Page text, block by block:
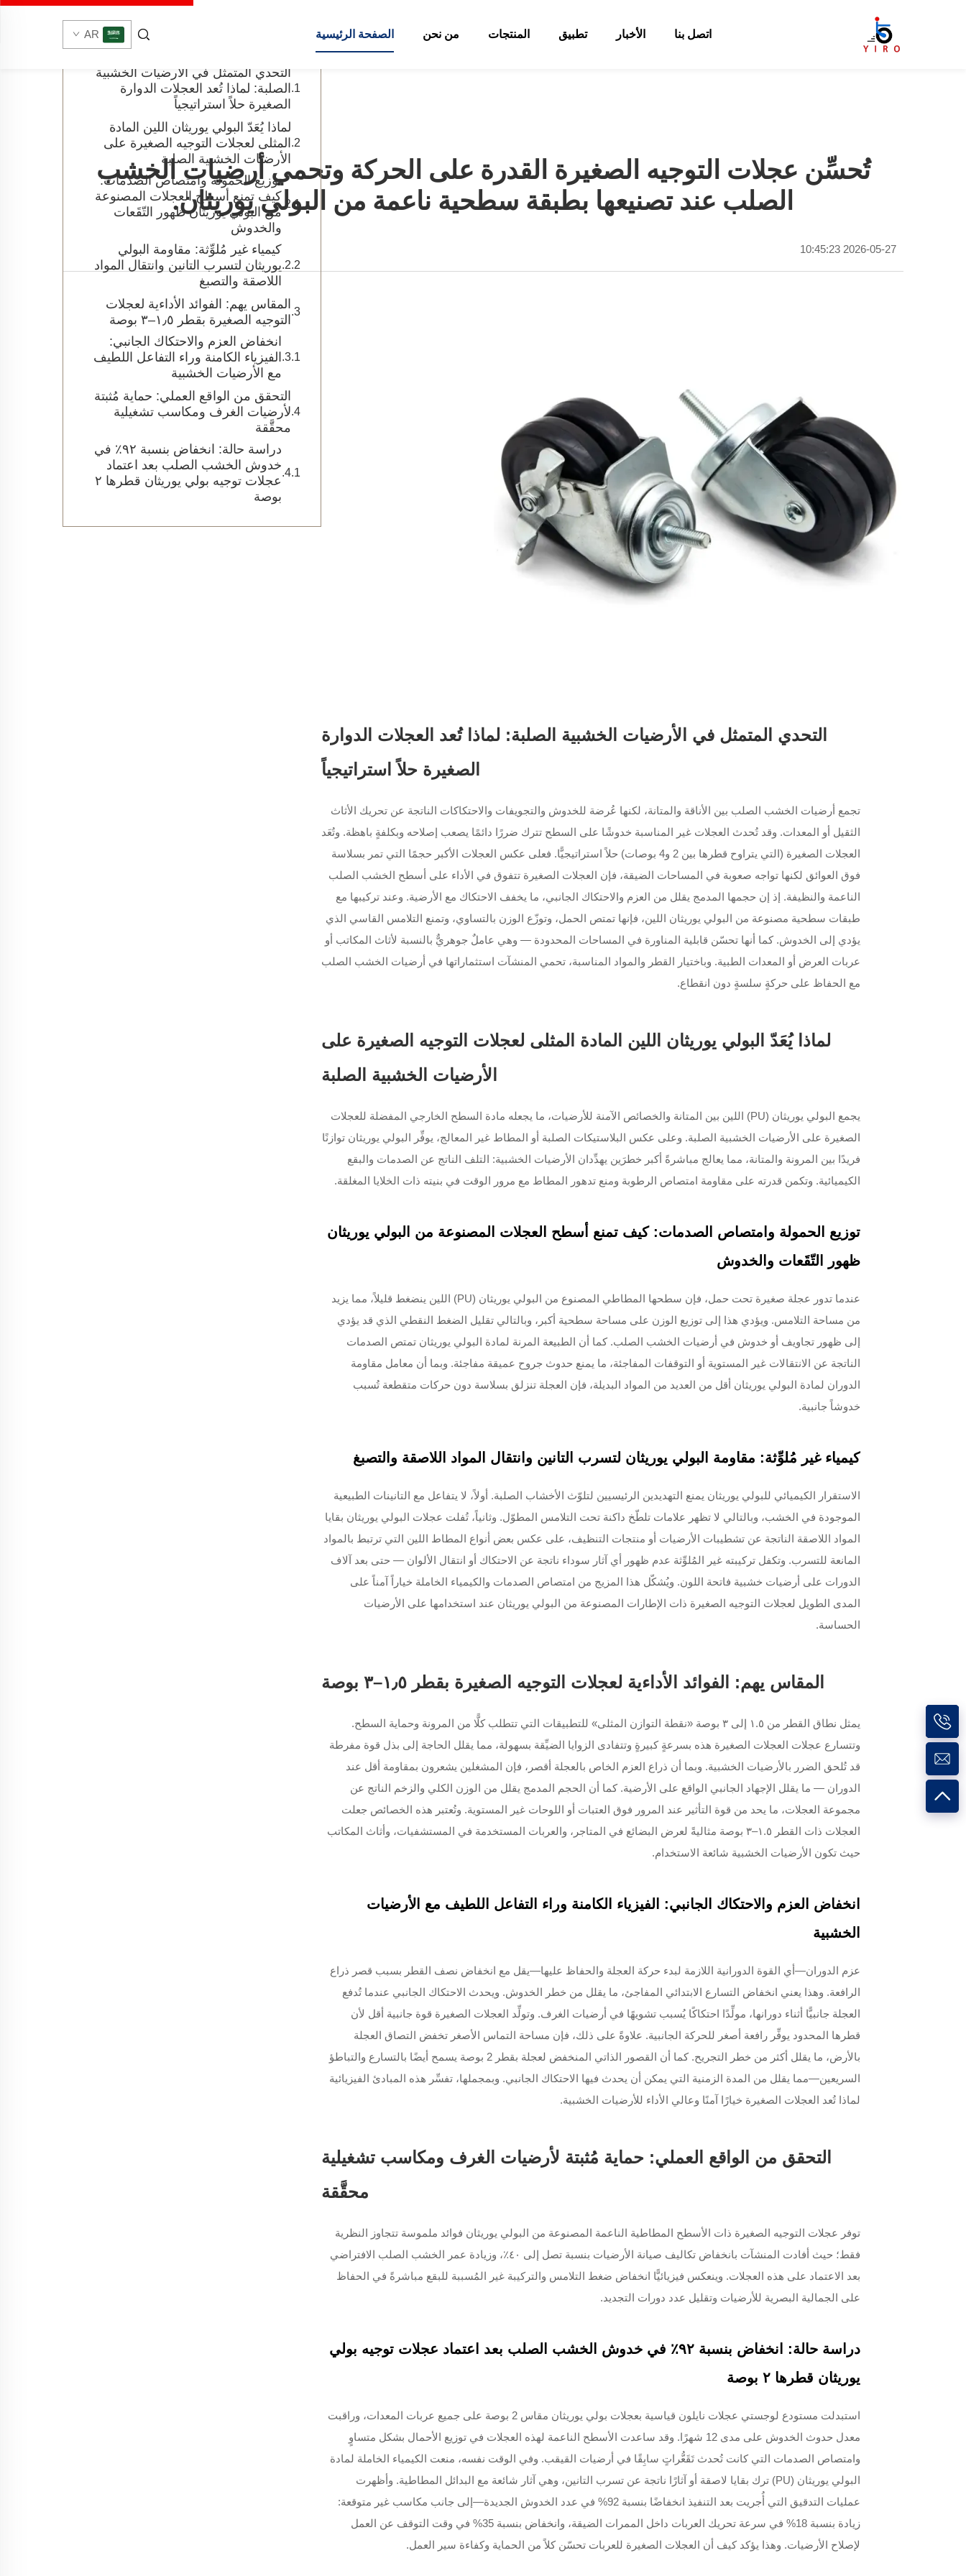
الصفحة الرئيسية من نحن المنتجات تطبيق الأخبار اتصل بنا AR
تُحسِّن عجلات التوجيه الصغيرة القدرة على الحركة وتحمي أرضيات الخشب
الصلب عند تصنيعها بطبقة سطحية ناعمة من البولي يوريثان.
2026-05-27 10:45:23
التحدي المتمثل في الأرضيات الخشبية الصلبة: لماذا تُعد العجلات الدوارة
الصغيرة حلاً استراتيجياً
تجمع أرضيات الخشب الصلب بين الأناقة والمتانة، لكنها عُرضة للخدوش والتجويفات والاحتكاكات الناتجة عن تحريك الأثاث
الثقيل أو المعدات. وقد تُحدث العجلات غير المناسبة خدوشًا على السطح تترك ضررًا دائمًا يصعب إصلاحه وبكلفةٍ باهظة. وتُعَد
العجلات الصغيرة (التي يتراوح قطرها بين 2 و4 بوصات) حلاً استراتيجيًّا. فعلى عكس العجلات الأكبر حجمًا التي تمر بسلاسة
فوق العوائق لكنها تواجه صعوبة في المساحات الضيقة، فإن العجلات الصغيرة تتفوق في الأداء على أسطح الخشب الصلب
الناعمة والنظيفة. إذ إن حجمها المدمج يقلل من العزم والاحتكاك الجانبي، ما يخفف الاحتكاك مع الأرضية. وعند تركيبها مع
طبقات سطحية مصنوعة من البولي يوريثان اللين، فإنها تمتص الحمل، وتوزّع الوزن بالتساوي، وتمنع التلامس القاسي الذي
يؤدي إلى الخدوش. كما أنها تحسّن قابلية المناورة في المساحات المحدودة — وهي عاملٌ جوهريٌّ بالنسبة لأثاث المكاتب أو
عربات العرض أو المعدات الطبية. وباختيار القطر والمواد المناسبة، تحمي المنشآت استثماراتها في أرضيات الخشب الصلب
مع الحفاظ على حركةٍ سلسةٍ دون انقطاع.
لماذا يُعَدّ البولي يوريثان اللين المادة المثلى لعجلات التوجيه الصغيرة على
الأرضيات الخشبية الصلبة
يجمع البولي يوريثان (PU) اللين بين المتانة والخصائص الآمنة للأرضيات، ما يجعله مادة السطح الخارجي المفضلة للعجلات
الصغيرة على الأرضيات الخشبية الصلبة. وعلى عكس البلاستيكات الصلبة أو المطاط غير المعالج، يوفِّر البولي يوريثان توازنًا
فريدًا بين المرونة والمتانة، مما يعالج مباشرةً أكبر خطرَين يهدِّدان الأرضيات الخشبية: التلف الناتج عن الصدمات والبقع
الكيميائية. وتكمن قدرته على مقاومة امتصاص الرطوبة ومنع تدهور المطاط مع مرور الوقت في بنيته ذات الخلايا المغلقة.
توزيع الحمولة وامتصاص الصدمات: كيف تمنع أسطح العجلات المصنوعة من البولي يوريثان
ظهور التّقَعات والخدوش
عندما تدور عجلة صغيرة تحت حمل، فإن سطحها المطاطي المصنوع من البولي يوريثان (PU) اللين ينضغط قليلاً، مما يزيد
من مساحة التلامس. ويؤدي هذا إلى توزيع الوزن على مساحة سطحية أكبر، وبالتالي تقليل الضغط النقطي الذي قد يؤدي
إلى ظهور تجاويف أو خدوش في أرضيات الخشب الصلب. كما أن الطبيعة المرنة لمادة البولي يوريثان تمتص الصدمات
الناتجة عن الانتقالات غير المستوية أو التوقفات المفاجئة، ما يمنع حدوث جروح عميقة مفاجئة. وبما أن معامل مقاومة
الدوران لمادة البولي يوريثان أقل من العديد من المواد البديلة، فإن العجلة تنزلق بسلاسة دون حركات متقطعة تُسبب
خدوشاً جانبية.
كيمياء غير مُلوِّثة: مقاومة البولي يوريثان لتسرب التانين وانتقال المواد اللاصقة والتصبغ
الاستقرار الكيميائي للبولي يوريثان يمنع التهديدين الرئيسيين لتلوّث الأخشاب الصلبة. أولاً، لا يتفاعل مع التانينات الطبيعية
الموجودة في الخشب، وبالتالي لا تظهر علامات تلطّخ داكنة تحت التلامس المطوّل. وثانياً، تُفلت عجلات البولي يوريثان بقايا
المواد اللاصقة الناتجة عن تشطيبات الأرضيات أو منتجات التنظيف، على عكس بعض أنواع المطاط اللين التي ترتبط بالمواد
المانعة للتسرب. وتكفل تركيبته غير المُلوِّثة عدم ظهور أي آثار سوداء ناتجة عن الاحتكاك أو انتقال الألوان — حتى بعد آلاف
الدورات على أرضيات خشبية فاتحة اللون. ويُشكّل هذا المزيج من امتصاص الصدمات والكيمياء الخاملة خياراً آمناً على
المدى الطويل لعجلات التوجيه الصغيرة ذات الإطارات المصنوعة من البولي يوريثان عند استخدامها على الأرضيات
الحساسة.
المقاس يهم: الفوائد الأداءية لعجلات التوجيه الصغيرة بقطر ١٫٥–٣ بوصة
يمثل نطاق القطر من ١.٥ إلى ٣ بوصة «نقطة التوازن المثلى» للتطبيقات التي تتطلب كلًّا من المرونة وحماية السطح.
وتتسارع عجلات العجلات الصغيرة هذه بسرعةٍ كبيرةٍ وتتفادى الزوايا الضيِّقة بسهولة، مما يقلل الحاجة إلى بذل قوة مفرطة
قد تُلحق الضرر بالأرضيات الخشبية. وبما أن ذراع العزم الخاص بالعجلة أقصر، فإن المشغلين يشعرون بمقاومة أقل عند
الدوران — ما يقلل الإجهاد الجانبي الواقع على الأرضية. كما أن الحجم المدمج يقلل من الوزن الكلي والزخم الناتج عن
مجموعة العجلات، ما يحد من قوة التأثير عند المرور فوق العتبات أو اللوحات غير المستوية. وتُعتبر هذه الخصائص جعلت
العجلات ذات القطر ١.٥–٣ بوصة مثاليةً لعرض البضائع في المتاجر، والعربات المستخدمة في المستشفيات، وأثاث المكاتب
حيث تكون الأرضيات الخشبية شائعة الاستخدام.
انخفاض العزم والاحتكاك الجانبي: الفيزياء الكامنة وراء التفاعل اللطيف مع الأرضيات
الخشبية
عزم الدوران—أي القوة الدورانية اللازمة لبدء حركة العجلة والحفاظ عليها—يقل مع انخفاض نصف القطر بسبب قصر ذراع
الرافعة. وهذا يعني انخفاض التسارع الابتدائي المفاجئ، ما يقلل من خطر الخدوش. ويحدث الاحتكاك الجانبي عندما تُدفع
العجلة جانبيًّا أثناء دورانها، مولِّدًا احتكاكًا يُسبب تشويهًا في أرضيات الغرف. وتولِّد العجلات الصغيرة قوة جانبية أقل لأن
قطرها المحدود يوفِّر رافعة أصغر للحركة الجانبية. علاوةً على ذلك، فإن مساحة التماس الأصغر تخفض التصاق العجلة
بالأرض، ما يقلل أكثر من خطر التجريح. كما أن القصور الذاتي المنخفض لعجلة بقطر 2 بوصة يسمح أيضًا بالتسارع والتباطؤ
السريعين—مما يقلل من المدة الزمنية التي يمكن أن يحدث فيها الاحتكاك الجانبي. وبمجملها، تفسِّر هذه المبادئ الفيزيائية
لماذا تُعد العجلات الصغيرة خيارًا آمنًا وعالي الأداء للأرضيات الخشبية.
التحقق من الواقع العملي: حماية مُثبتة لأرضيات الغرف ومكاسب تشغيلية
محقَّقة
توفر عجلات التوجيه الصغيرة ذات الأسطح المطاطية الناعمة المصنوعة من البولي يوريثان فوائد ملموسة تتجاوز النظرية
فقط؛ حيث أفادت المنشآت بانخفاض تكاليف صيانة الأرضيات بنسبة تصل إلى ٤٠٪، وزيادة عمر الخشب الصلب الافتراضي
بعد الاعتماد على هذه العجلات. وينعكس فيزيائيًّا انخفاض ضغط التلامس والتركيبة غير المُسببة للبقع مباشرةً في الحفاظ
على الجمالية البصرية للأرضيات وتقليل عدد دورات التجديد.
دراسة حالة: انخفاض بنسبة ٩٢٪ في خدوش الخشب الصلب بعد اعتماد عجلات توجيه بولي
يوريثان قطرها ٢ بوصة
استبدلت مستودع لوجستي عجلات نايلون قياسية بعجلات بولي يوريثان مقاس 2 بوصة على جميع عربات المعدات، وراقبت
معدل حدوث الخدوش على مدى 12 شهرًا. وقد ساعدت الأسطح الناعمة لهذه العجلات في توزيع الأحمال بشكل متساوٍ
وامتصاص الصدمات التي كانت تُحدث تَقَعُّراتٍ سابِقًا في أرضيات القيقب. وفي الوقت نفسه، منعت الكيمياء الخاملة لمادة
البولي يوريثان (PU) ترك بقايا لاصقة أو آثارًا ناتجة عن تسرب التانين، وهي آثار شائعة مع البدائل المطاطية. وأظهرت
عمليات التدقيق التي أُجريت بعد التنفيذ انخفاضًا بنسبة 92% في عدد الخدوش الجديدة—إلى جانب مكاسب غير متوقعة:
زيادة بنسبة 18% في سرعة تحريك العربات داخل الممرات الضيقة، وانخفاض بنسبة 35% في وقت التوقف عن العمل
لإصلاح الأرضيات. وهذا يؤكد كيف أن العجلات الصغيرة للعربات تحسّن كلاً من الحماية وكفاءة سير العمل.
التحدي المتمثل في الأرضيات الخشبية
الصلبة: لماذا تُعد العجلات الدوارة
الصغيرة حلاً استراتيجياً
لماذا يُعَدّ البولي يوريثان اللين المادة
المثلى لعجلات التوجيه الصغيرة على
الأرضيات الخشبية الصلبة
توزيع الحمولة وامتصاص الصدمات:
كيف تمنع أسطح العجلات المصنوعة
من البولي يوريثان ظهور التّقَعات
والخدوش
كيمياء غير مُلوِّثة: مقاومة البولي
يوريثان لتسرب التانين وانتقال المواد
اللاصقة والتصبغ
المقاس يهم: الفوائد الأداءية لعجلات
التوجيه الصغيرة بقطر ١٫٥–٣ بوصة
انخفاض العزم والاحتكاك الجانبي:
الفيزياء الكامنة وراء التفاعل اللطيف
مع الأرضيات الخشبية
التحقق من الواقع العملي: حماية مُثبتة
لأرضيات الغرف ومكاسب تشغيلية
محقَّقة
دراسة حالة: انخفاض بنسبة ٩٢٪ في
خدوش الخشب الصلب بعد اعتماد
عجلات توجيه بولي يوريثان قطرها ٢
بوصة